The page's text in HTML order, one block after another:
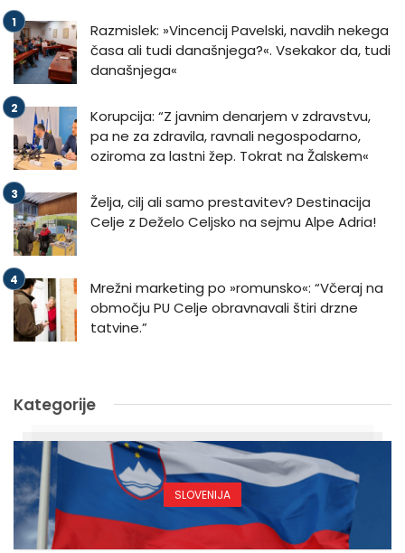
Razmislek: »Vincencij Pavelski, navdih nekega
časa ali tudi današnjega?«. Vsekakor da, tudi
današnjega«
Korupcija: “Z javnim denarjem v zdravstvu,
pa ne za zdravila, ravnali negospodarno,
oziroma za lastni žep. Tokrat na Žalskem«
Želja, cilj ali samo prestavitev? Destinacija
Celje z Deželo Celjsko na sejmu Alpe Adria!
Mrežni marketing po »romunsko«: “Včeraj na
območju PU Celje obravnavali štiri drzne
tatvine.”
Kategorije
SLOVENIJA